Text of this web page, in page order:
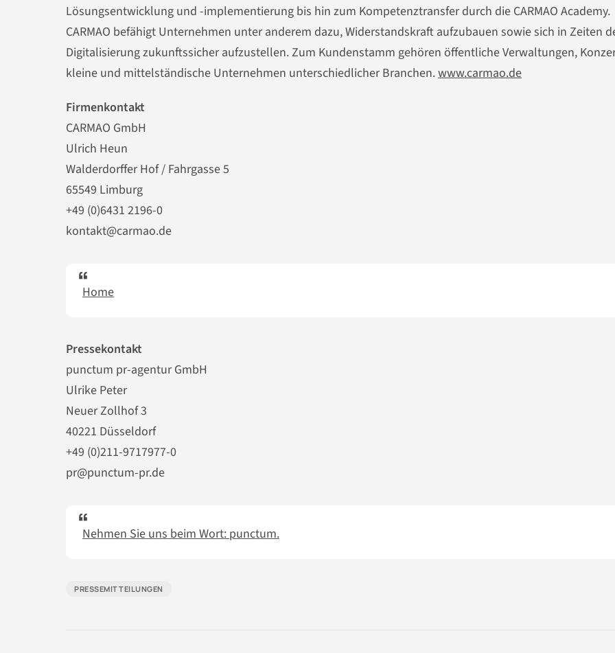
Lösungsentwicklung und -implementierung bis hin zum Kompetenztransfer durch die CARMAO Academy.
CARMAO befähigt Unternehmen unter anderem dazu, Widerstandskraft aufzubauen sowie sich in Zeiten
Digitalisierung zukunftssicher aufzustellen. Zum Kundenstamm gehören öffentliche Verwaltungen,
kleine und mittelständische Unternehmen unterschiedlicher Branchen.www.carmao.de
Firmenkontakt
CARMAO GmbH
Ulrich Heun
Walderdorffer Hof / Fahrgasse 5
65549 Limburg
+49 (0)6431 2196-0
kontakt@carmao.de
Home
Pressekontakt
punctum pr-agentur GmbH
Ulrike Peter
Neuer Zollhof 3
40221 Düsseldorf
+49 (0)211-9717977-0
pr@punctum-pr.de
Nehmen Sie uns beim Wort: punctum.
PRESSEMITTEILUNGEN